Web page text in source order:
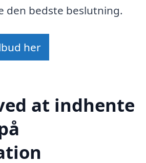
bedste beslutning.
her
at indhente